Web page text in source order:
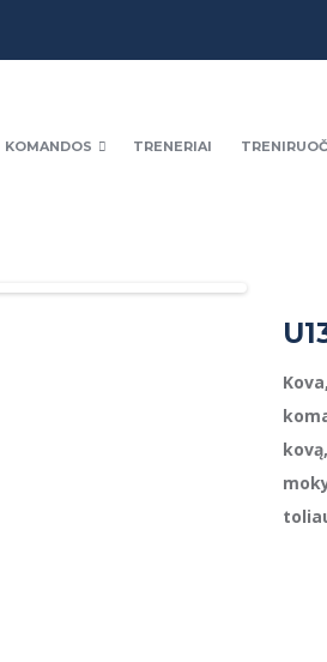
KOMANDOS TRENERIAI